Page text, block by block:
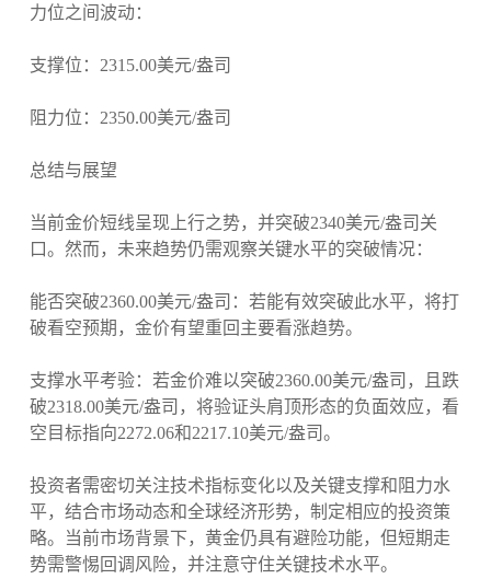
力位之间波动：
支撑位：2315.00美元/盎司
阻力位：2350.00美元/盎司
总结与展望
当前金价短线呈现上行之势，并突破2340美元/盎司关
口。然而，未来趋势仍需观察关键水平的突破情况：
能否突破2360.00美元/盎司：若能有效突破此水平，将打
破看空预期，金价有望重回主要看涨趋势。
支撑水平考验：若金价难以突破2360.00美元/盎司，且跌
破2318.00美元/盎司，将验证头肩顶形态的负面效应，看
空目标指向2272.06和2217.10美元/盎司。
投资者需密切关注技术指标变化以及关键支撑和阻力水
平，结合市场动态和全球经济形势，制定相应的投资策
略。当前市场背景下，黄金仍具有避险功能，但短期走
势需警惕回调风险，并注意守住关键技术水平。